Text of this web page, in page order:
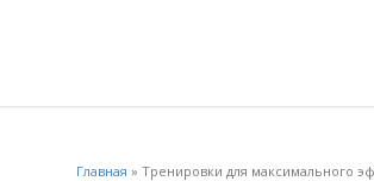
Главная » Тренировки для максимального